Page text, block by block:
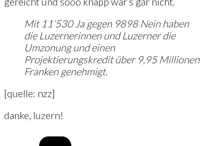
Mit 11’530 Ja gegen 9898 Nein haben
die Luzernerinnen und Luzerner die
Umzonung und einen
Projektierungskredit über 9,95 Millionen
Franken genehmigt.
[quelle: nzz]
danke, luzern!